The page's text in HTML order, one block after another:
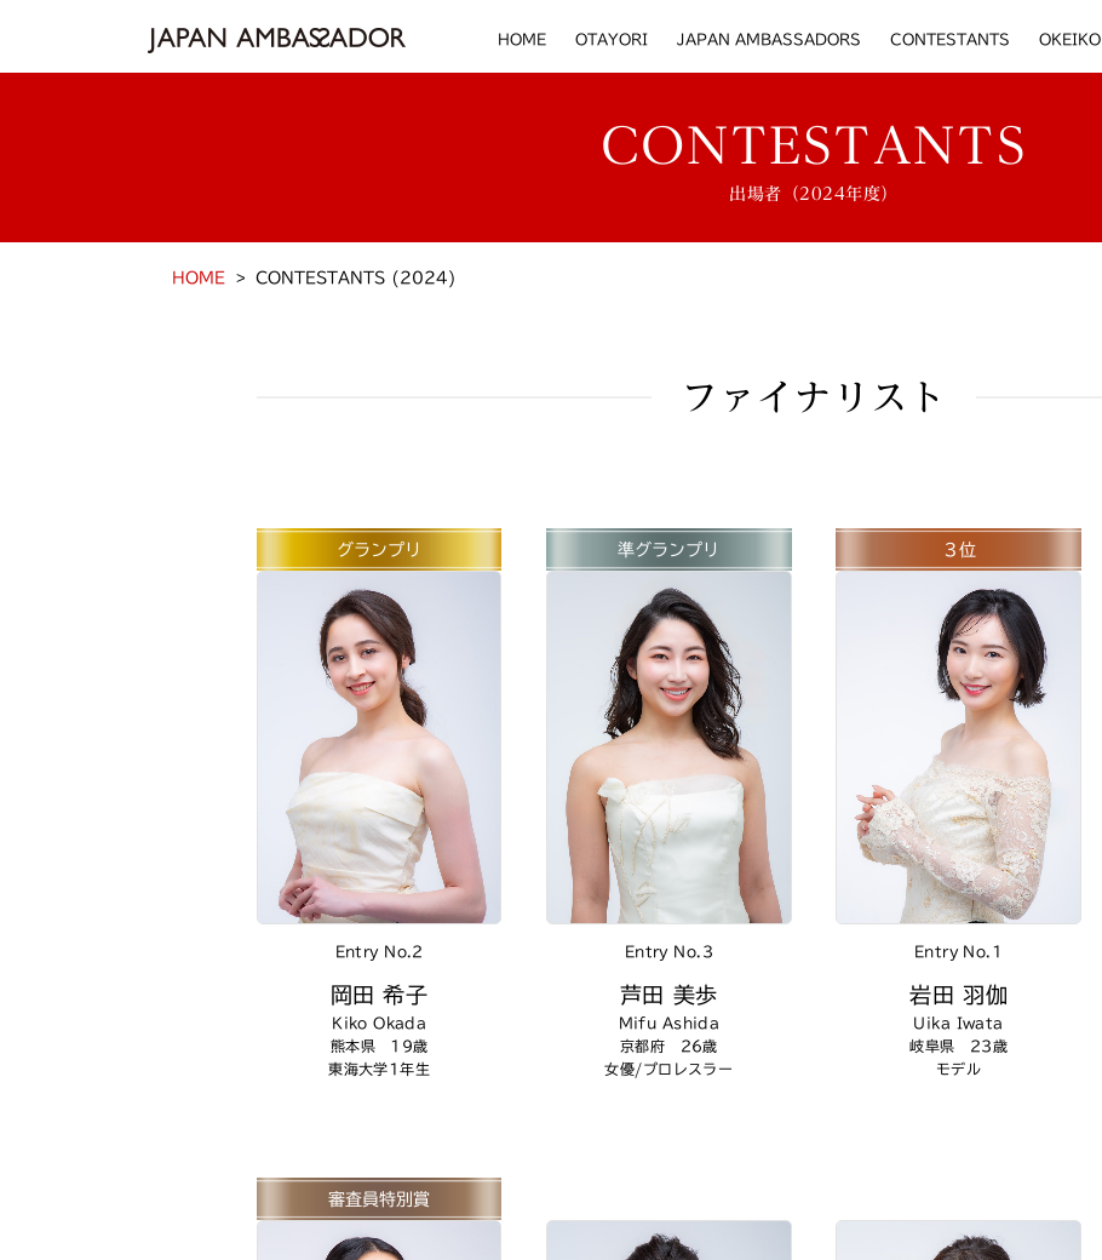
HOME OTAYORI JAPAN AMBASSADORS CONTESTANTS OKEIKO
CONTESTANTS
出場者（2024年度）
HOME CONTESTANTS (2024)
ファイナリスト
グランプリ
Entry No.2
岡田 希子
Kiko Okada
熊本県 19歳
東海大学1年生
準グランプリ
Entry No.3
芦田 美歩
Mifu Ashida
京都府 26歳
女優/プロレスラー
３位
Entry No.1
岩田 羽伽
Uika Iwata
岐阜県 23歳
モデル
審査員特別賞